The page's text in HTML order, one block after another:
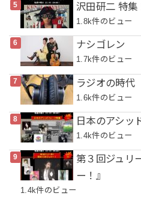
沢田研二 特集
1.8k件のビュー
ナシゴレン
1.7k件のビュー
ラジオの時代
1.6k件のビュー
日本のアシッ
1.4k件のビュー
第３回ジュリ
ー！』
1.4k件のビュー